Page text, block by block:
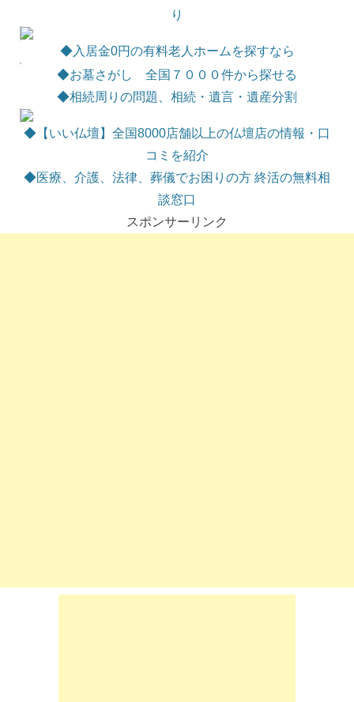
り
◆入居金0円の有料老人ホームを探すなら
◆お墓さがし 全国７０００件から探せる
◆相続周りの問題、相続・遺言・遺産分割
◆【いい仏壇】全国8000店舗以上の仏壇店の情報・口
コミを紹介
◆医療、介護、法律、葬儀でお困りの方 終活の無料相
談窓口
スポンサーリンク